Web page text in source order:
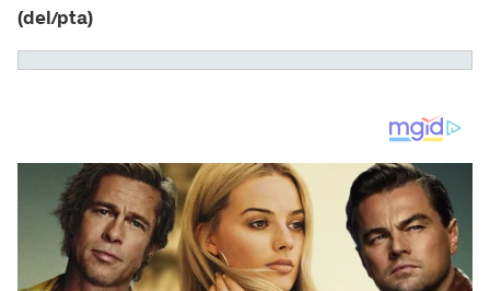
(del/pta)